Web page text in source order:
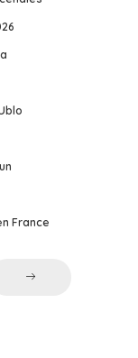
France